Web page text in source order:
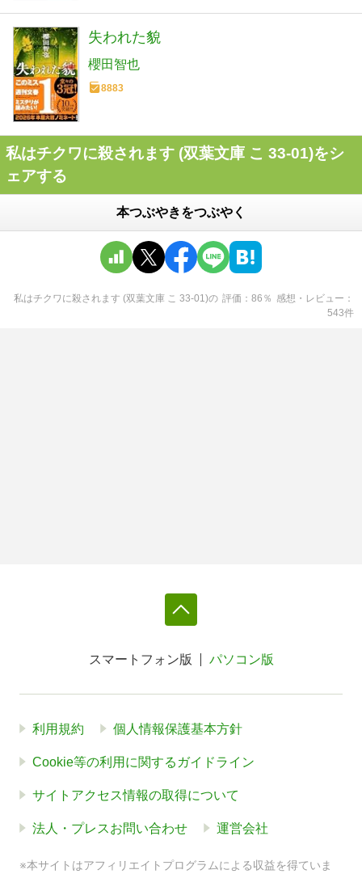
失われた貌
櫻田智也
8883
私はチクワに殺されます (双葉文庫 こ 33-01)をシ
ェアする
本つぶやきをつぶやく
私はチクワに殺されます (双葉文庫 こ 33-01)の 評価 86 ％ 感想・レビュー
543件
スマートフォン版 パソコン版
利用規約 個人情報保護基本方針
Cookie等の利用に関するガイドライン
サイトアクセス情報の取得について
法人・プレスお問い合わせ 運営会社
※本サイトはアフィリエイトプログラムによる収益を得ていま